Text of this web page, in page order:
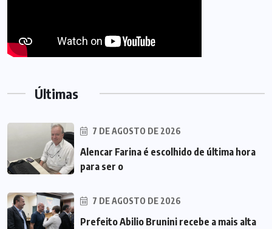
Últimas
7 DE AGOSTO DE 2026
Alencar Farina é escolhido de última hora
para ser o
7 DE AGOSTO DE 2026
Prefeito Abilio Brunini recebe a mais alta